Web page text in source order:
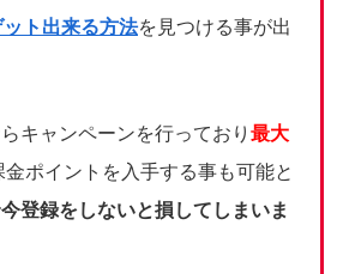
ト出来る方法を見つける事が出
キャンペーンを行っており 最大
金ポイントを入手する事も可能と
今登録をしないと損してしまいま